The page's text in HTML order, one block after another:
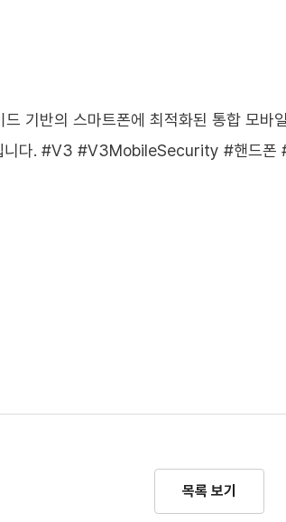
기반의 스마트폰에 최적화된 통합 모바
니다. #V3 #V3MobileSecurity #핸드폰
목록 보기